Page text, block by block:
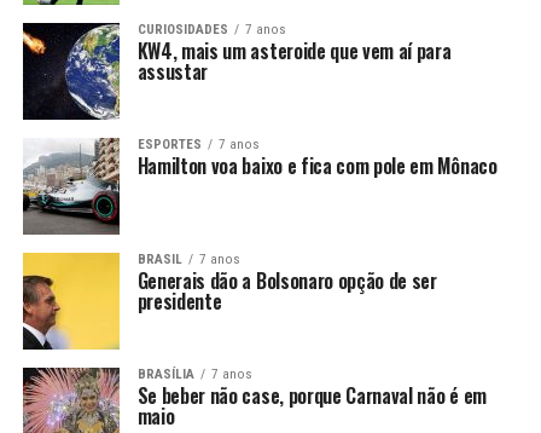
CURIOSIDADES 7 anos
KW4, mais um asteroide que vem aí para
assustar
ESPORTES 7 anos
Hamilton voa baixo e fica com pole em Mônaco
BRASIL 7 anos
Generais dão a Bolsonaro opção de ser
presidente
BRASÍLIA 7 anos
Se beber não case, porque Carnaval não é em
maio